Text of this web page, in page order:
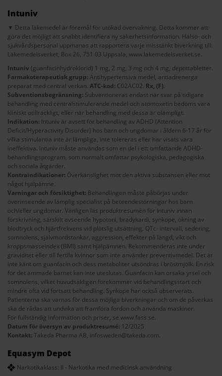
Intuniv
▼ Detta läkemedel är föremål för utökad övervakning. Detta kommer att
göra det möjligt att snabbt identifiera ny säkerhetsinformation. Hälso- och
sjukvårdspersonal uppmanas att rapportera varje misstänkt biverkning till:
Läkemedelsverket, Box 26, 751 03 Uppsala, www.lakemedelsverket.se.
Intuniv (guanfacinhydroklorid) 1 mg, 2 mg, 3 mg och 4 mg, depottabletter.
Farmakoterapeutisk grupp: Antihypertensiva medel, antiadrenerga
preparat med central verkan. ATC-kod: C02AC02. Rx, (F).
Subventionsbegränsning: Subventioneras endast när svar på tidigare
behandling med centralstimulerande medel och atomoxetin bedöms vara
kliniskt otillräckligt, eller när behandling med dessa är olämpligt.
Indikation: Intuniv är avsett för behandling av ADHD (Attention
Deficit/Hyperactivity Disorder) hos barn och ungdomar i åldern 6-17 år för
vilka stimulantia inte är lämpliga, inte tolereras eller har visats vara
ineffektiva. Intuniv måste användas som en del i ett omfattande ADHD-
behandlingsprogram, som normalt omfattar psykologiska, pedagogiska
och sociala åtgärder.
Kontraindikationer: Överkänslighet mot den aktiva substansen eller mot
något hjälpämne.
Varningar och försiktighet: Behandlingen måste påbörjas under
överinseende av lämplig specialist på beteendestörningar hos barn
och/eller ungdomar. Vänligen läs produktresumén för Intuniv innan
förskrivning, särskilt avseende hypotoni, bradykardi, synkope, ökning av
blodtryck och hjärtfrekvens vid plötslig utsättning, QTc- intervall, sedering,
somnolens, självmordstankar, aggression, effekter på längd, vikt och
kroppsmasseindex (BMI) samt hjälpämnen. Rekommenderas inte under
graviditet eller till fertila kvinnor som inte använder preventivmedel. Det är
inte känt om guanfacin och dess metaboliter utsöndras i bröstmjölk. En risk
för det ammade barnet kan inte uteslutas. Guanfacin kan orsaka yrsel och
somnolens, vilket huvudsakligen förekommer vid behandlingsstart och
mindre ofta vid fortsatt behandling. Synkope har också observerats.
Patienterna ska varnas för dessa möjliga biverkningar och om de påverkas
ska de rådas att undvika att framföra fordon och använda maskiner.
För fullständig information och priser, se www.fass.se.
Datum för översyn av produktresumé: 12/2025
Kontakt: Takeda Pharma AB, infosweden@takeda.com.
Equasym Depot
Narkotikaklass: II - Narkotika med medicinsk användning